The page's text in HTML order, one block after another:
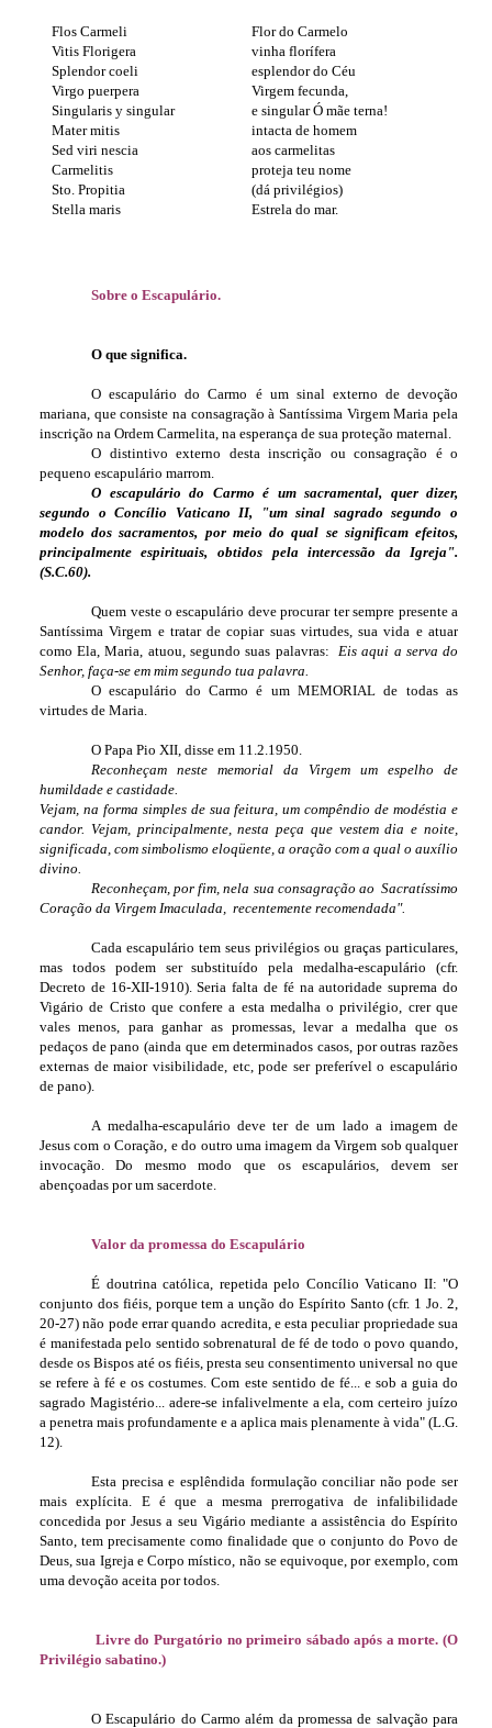
Flos Carmeli
Vitis Florigera
Splendor coeli
Virgo puerpera
Singularis y singular
Mater mitis
Sed viri nescia
Carmelitis
Sto. Propitia
Stella maris
Flor do Carmelo
vinha florífera
esplendor do Céu
Virgem fecunda,
e singular Ó mãe terna!
intacta de homem
aos carmelitas
proteja teu nome
(dá privilégios)
Estrela do mar.
Sobre o Escapulário.
O que significa.
O escapulário do Carmo é um sinal externo de devoção
mariana, que consiste na consagração à Santíssima Virgem Maria pela
inscrição na Ordem Carmelita, na esperança de sua proteção maternal.
O distintivo externo desta inscrição ou consagração é o
pequeno escapulário marrom.
O escapulário do Carmo é um sacramental, quer dizer,
segundo o Concílio Vaticano II, "um sinal sagrado segundo o
modelo dos sacramentos, por meio do qual se significam efeitos,
principalmente espirituais, obtidos pela intercessão da Igreja".
(S.C.60).
Quem veste o escapulário deve procurar ter sempre presente a
Santíssima Virgem e tratar de copiar suas virtudes, sua vida e atuar
como Ela, Maria, atuou, segundo suas palavras:
Eis aqui a serva do
Senhor, faça-se em mim segundo tua palavra.
O escapulário do Carmo é um MEMORIAL de todas as
virtudes de Maria.
O Papa Pio XII, disse em 11.2.1950.
Reconheçam neste memorial da Virgem um espelho de
humildade e castidade.
Vejam, na forma simples de sua feitura, um compêndio de modéstia e
candor. Vejam, principalmente, nesta peça que vestem dia e noite,
significada, com simbolismo eloqüente, a oração com a qual o auxílio
divino.
Reconheçam, por fim, nela sua consagração ao Sacratíssimo
Coração da Virgem Imaculada, recentemente recomendada".
Cada escapulário tem seus privilégios ou graças particulares,
mas todos podem ser substituído pela medalha-escapulário (cfr.
Decreto de 16-XII-1910). Seria falta de fé na autoridade suprema do
Vigário de Cristo que confere a esta medalha o privilégio, crer que
vales menos, para ganhar as promessas, levar a medalha que os
pedaços de pano (ainda que em determinados casos, por outras razões
externas de maior visibilidade, etc, pode ser preferível o escapulário
de pano).
A medalha-escapulário deve ter de um lado a imagem de
Jesus com o Coração, e do outro uma imagem da Virgem sob qualquer
invocação. Do mesmo modo que os escapulários, devem ser
abençoadas por um sacerdote.
Valor da promessa do Escapulário
É doutrina católica, repetida pelo Concílio Vaticano II: "O
conjunto dos fiéis, porque tem a unção do Espírito Santo (cfr. 1 Jo. 2,
20-27) não pode errar quando acredita, e esta peculiar propriedade sua
é manifestada pelo sentido sobrenatural de fé de todo o povo quando,
desde os Bispos até os fiéis, presta seu consentimento universal no que
se refere à fé e os costumes. Com este sentido de fé... e sob a guia do
sagrado Magistério... adere-se infalivelmente a ela, com certeiro juízo
a penetra mais profundamente e a aplica mais plenamente à vida" (L.G.
12).
Esta precisa e esplêndida formulação conciliar não pode ser
mais explícita. E é que a mesma prerrogativa de infalibilidade
concedida por Jesus a seu Vigário mediante a assistência do Espírito
Santo, tem precisamente como finalidade que o conjunto do Povo de
Deus, sua Igreja e Corpo místico, não se equivoque, por exemplo, com
uma devoção aceita por todos.
Livre do Purgatório no primeiro sábado após a morte. (O
Privilégio sabatino.)
O Escapulário do Carmo além da promessa de salvação para